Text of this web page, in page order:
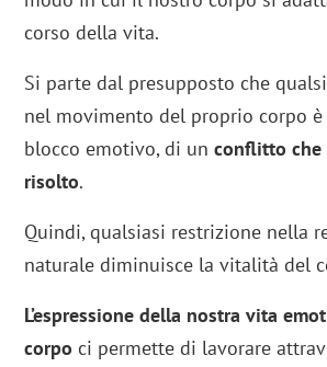
corso della vita.
Si parte dal presupposto che
nel movimento del proprio corpo
blocco emotivo, di unconflitto che
risolto.
Quindi, qualsiasi restrizione nella
naturale diminuisce la vitalità del
L’espressione della nostra vita
corpo ci permette di lavorare